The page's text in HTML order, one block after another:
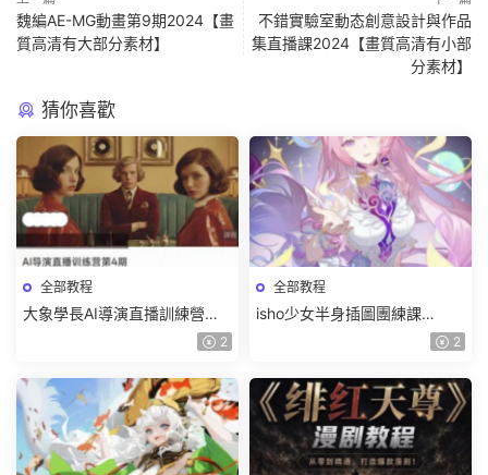
魏編AE-MG動畫第9期2024【畫
質高清有大部分素材】
不錯實驗室動态創意設計與作品
集直播課2024【畫質高清有小部
分素材】
猜你喜歡
全部教程
大象學長AI導演直播訓練營第4
期2026【畫質高清有資料】 2
全部教程
isho少女半身插圖團練課
2026【畫質高清隻有視頻】 2